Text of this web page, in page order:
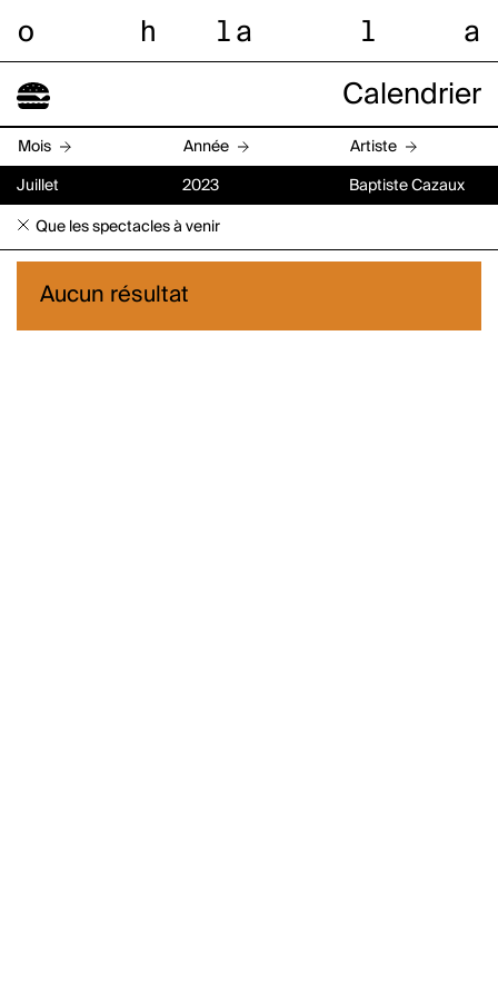
o h l a l a
Calendrier
Mois Année Artiste
Juillet 2023 Baptiste Cazaux
Que les spectacles à venir
Aucun résultat